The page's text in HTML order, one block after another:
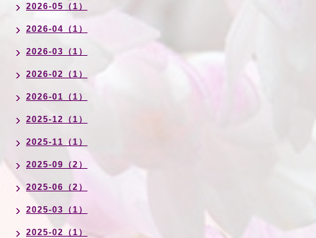
2026-05（1）
2026-04（1）
2026-03（1）
2026-02（1）
2026-01（1）
2025-12（1）
2025-11（1）
2025-09（2）
2025-06（2）
2025-03（1）
2025-02（1）